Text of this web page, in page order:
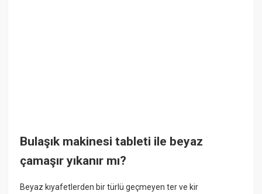
Bulaşık makinesi tableti ile beyaz
çamaşır yıkanır mı?
Beyaz kıyafetlerden bir türlü geçmeyen ter ve kir